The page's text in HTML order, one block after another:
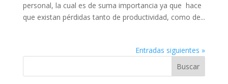
personal, la cual es de suma importancia ya que hace
que existan pérdidas tanto de productividad, como de...
Entradas siguientes »
Buscar